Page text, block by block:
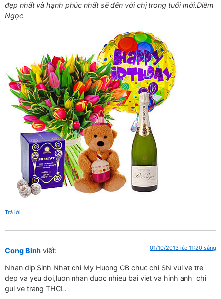
đẹp nhất và hạnh phúc nhất sẽ đến với chị trong tuổi mới.Diễm
Ngọc
Trả lời
Cong Binh viết: 01/10/2013 lúc 11:20 sáng
Nhan dip Sinh Nhat chi My Huong CB chuc chi SN vui ve tre
dep va yeu doi,luon nhan duoc nhieu bai viet va hinh anh chi
gui ve trang THCL.